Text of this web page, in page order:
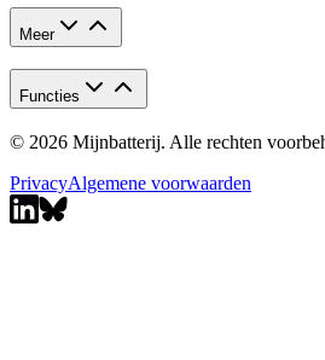
Meer
Functies
© 2026 Mijnbatterij. Alle rechten
PrivacyAlgemene voorwaarden